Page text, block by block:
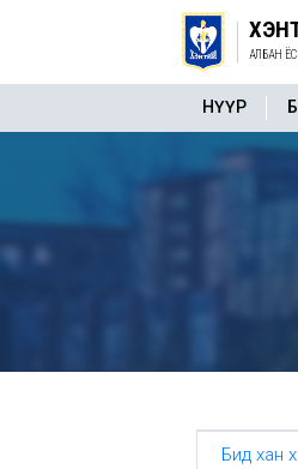
АЛБАН
НҮҮР
Бид хан